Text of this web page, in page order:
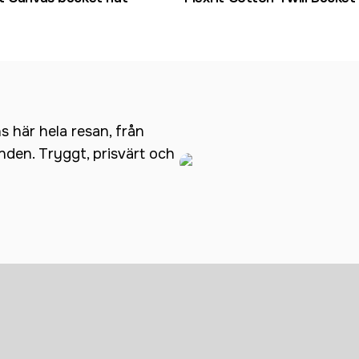
här hela resan, från
Tryggt, prisvärt och